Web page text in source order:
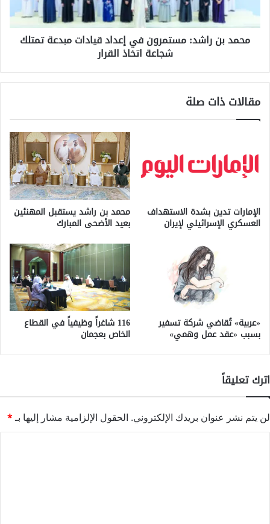
مبدعة
تمتلك
شجاعة
محمد بن راشد: مستمرون في إعداد قيادات مبدعة تمتلك
شجاعة اتخاذ القرار
مقالات ذات صلة
الإمارات تدين بشدة الاستهداف
العسكري الإسرائيلي لإيران
محمد بن راشد يستقبل المهنئين
بعيد الأضحى المبارك
«عربية» تُقاضي شركة تسفير
بسبب «عقد عمل وهمي»
116 شاغراً وظيفياً في القطاع
الخاص بعجمان
اترك تعليقاً
لن يتم نشر عنوان بريدك الإلكتروني. الحقول الإلزامية مشار إليها بـ*